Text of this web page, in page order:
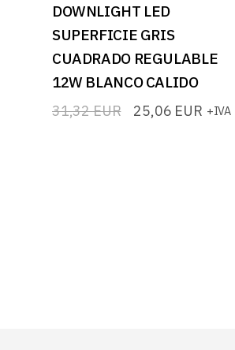
DOWNLIGHT LED
SUPERFICIE GRIS
CUADRADO REGULABLE
12W BLANCO CALIDO
31,32EUR
El 25,06 EUR
El +IVA